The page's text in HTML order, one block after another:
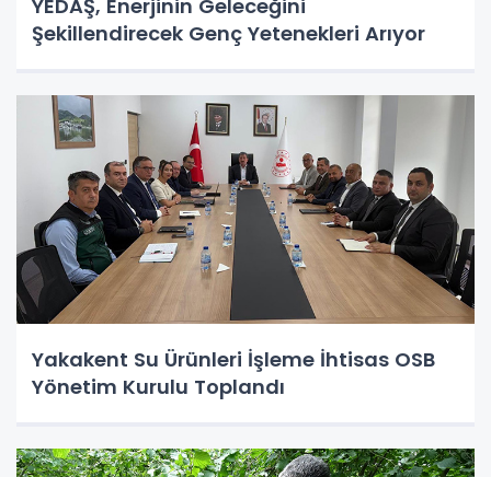
YEDAŞ, Enerjinin Geleceğini
Şekillendirecek Genç Yetenekleri Arıyor
Yakakent Su Ürünleri İşleme İhtisas OSB
Yönetim Kurulu Toplandı